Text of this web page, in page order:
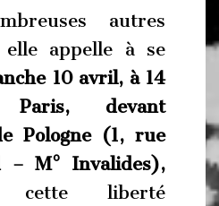
autres
elle appelle à se
10 avril, à 14
devant
Pologne (1, rue
– M° Invalides),
liberté